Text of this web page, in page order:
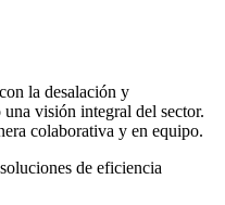
la desalación y
visión integral del sector.
colaborativa y en equipo.
de eficiencia